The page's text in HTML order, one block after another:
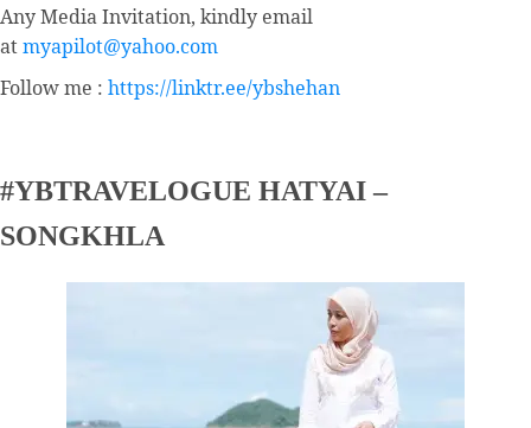
Any Media Invitation, kindly email
atmyapilot@yahoo.com
Follow me : https://linktr.ee/ybshehan
#YBTRAVELOGUE HATYAI –
SONGKHLA